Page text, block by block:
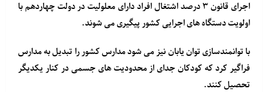
اجرای قانون ۳ درصد اشتغال افراد دارای معلولیت در دولت چهاردهم با
اولویت دستگاه های اجرایی کشور پیگیری می شوند.
با توانمندسازی توان یابان نیز می شود مدارس کشور را تبدیل به مدارس
فراگیر کرد که کودکان جدای از محدودیت های جسمی در کنار یکدیگر
تحصیل کنند.